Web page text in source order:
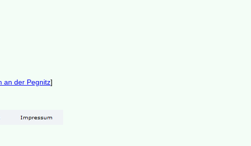
an der Pegnitz]